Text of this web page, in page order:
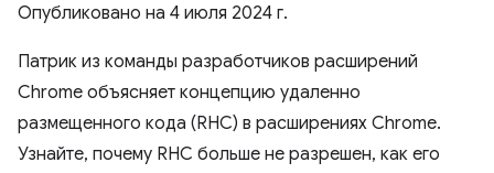
Опубликовано на 4 июля 2024 г.
Патрик из команды разработчиков расширений
Chrome объясняет концепцию удаленно
размещенного кода (RHC) в расширениях Chrome.
Узнайте, почему RHC больше не разрешен, как его